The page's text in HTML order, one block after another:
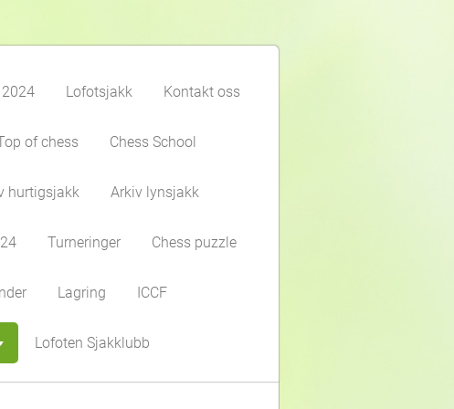
Lofotsjakk Kontakt oss
of chess Chess School
hurtigsjakk Arkiv lynsjakk
Turneringer Chess puzzle
Lagring ICCF
Lofoten Sjakklubb